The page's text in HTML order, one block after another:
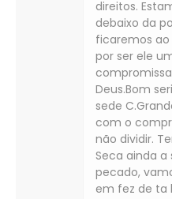
direitos.
debaixo da
ficaremos ao
por ser ele
Deus.Bom
sede
com o
não dividir.
Seca ainda a
pecado,
em fez de ta